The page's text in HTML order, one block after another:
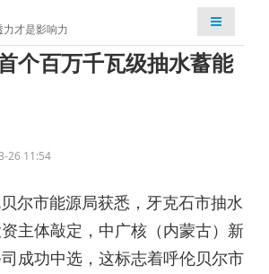
力才是影响力
检索
个百万千瓦级抽水蓄能
26 11:54
尔市能源局获悉，牙克石市抽水
主体敲定，中广核（内蒙古）新
成功中选，这标志着呼伦贝尔市